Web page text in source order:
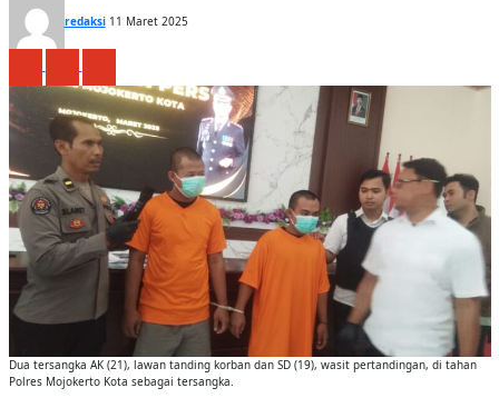
redaksi 11 Maret 2025
Dua tersangka AK (21), lawan tanding korban dan SD (19), wasit pertandingan, di tahan
Polres Mojokerto Kota sebagai tersangka.